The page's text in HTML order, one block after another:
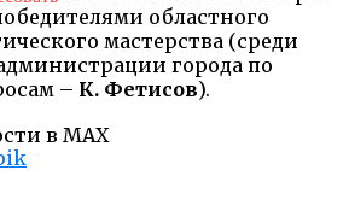
областного
мастерства (среди
города по
– К. Фетисов).
в MAX